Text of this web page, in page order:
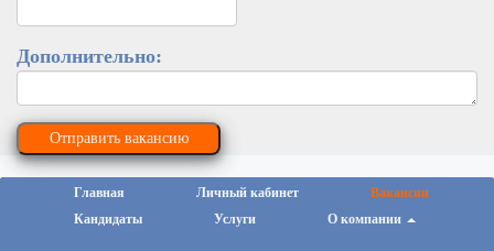
Дополнительно:
Отправить вакансию
Главная Личный кабинет
Вакансии
Кандидаты
Услуги О компании